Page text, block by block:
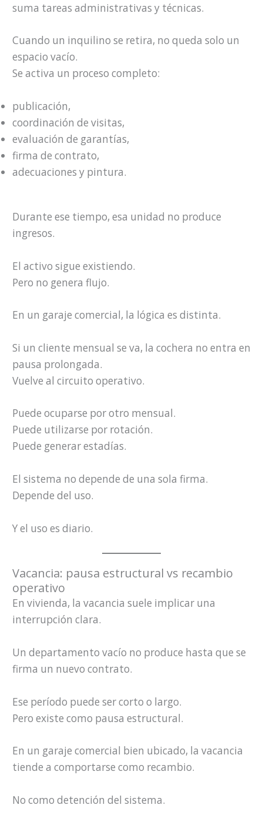
suma tareas administrativas y técnicas.
Cuando un inquilino se retira, no queda solo un
espacio vacío.
Se activa un proceso completo:
publicación,
coordinación de visitas,
evaluación de garantías,
firma de contrato,
adecuaciones y pintura.
Durante ese tiempo, esa unidad no produce
ingresos.
El activo sigue existiendo.
Pero no genera flujo.
En un garaje comercial, la lógica es distinta.
Si un cliente mensual se va, la cochera no entra en
pausa prolongada.
Vuelve al circuito operativo.
Puede ocuparse por otro mensual.
Puede utilizarse por rotación.
Puede generar estadías.
El sistema no depende de una sola firma.
Depende del uso.
Y el uso es diario.
Vacancia: pausa estructural vs recambio
operativo
En vivienda, la vacancia suele implicar una
interrupción clara.
Un departamento vacío no produce hasta que se
firma un nuevo contrato.
Ese período puede ser corto o largo.
Pero existe como pausa estructural.
En un garaje comercial bien ubicado, la vacancia
tiende a comportarse como recambio.
No como detención del sistema.